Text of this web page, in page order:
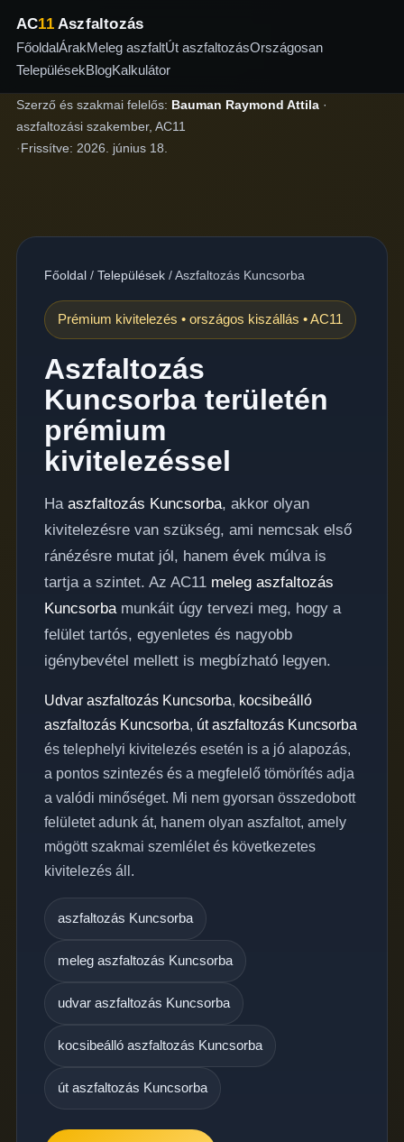
AC11Aszfaltozás
FőoldalÁrakMeleg aszfaltÚt aszfaltozásOrszágosan
TelepülésekBlogKalkulátor
Szerző és szakmai felelős: Bauman Raymond Attila·
aszfaltozási szakember, AC11
·Frissítve: 2026. június 18.
Főoldal/ Települések/Aszfaltozás Kuncsorba
Prémium kivitelezés • országos kiszállás • AC11
Aszfaltozás
Kuncsorba területén
prémium
kivitelezéssel
Ha aszfaltozás Kuncsorba, akkor olyan
kivitelezésre van szükség, ami nemcsak első
ránézésre mutat jól, hanem évek múlva is
tartja a szintet. Az AC11 meleg aszfaltozás
Kuncsorbamunkáit úgy tervezi meg, hogy a
felület tartós, egyenletes és nagyobb
igénybevétel mellett is megbízható legyen.
Udvar aszfaltozás Kuncsorba, kocsibeálló
aszfaltozás Kuncsorba, út aszfaltozás Kuncsorba
és telephelyi kivitelezés esetén is a jó alapozás,
a pontos szintezés és a megfelelő tömörítés adja
a valódi minőséget. Mi nem gyorsan összedobott
felületet adunk át, hanem olyan aszfaltot, amely
mögött szakmai szemlélet és következetes
kivitelezés áll.
aszfaltozás Kuncsorba
meleg aszfaltozás Kuncsorba
udvar aszfaltozás Kuncsorba
kocsibeálló aszfaltozás Kuncsorba
út aszfaltozás Kuncsorba